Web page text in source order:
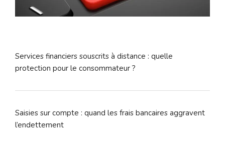
Services financiers souscrits à distance : quelle
protection pour le consommateur ?
Saisies sur compte : quand les frais bancaires aggravent
l’endettement